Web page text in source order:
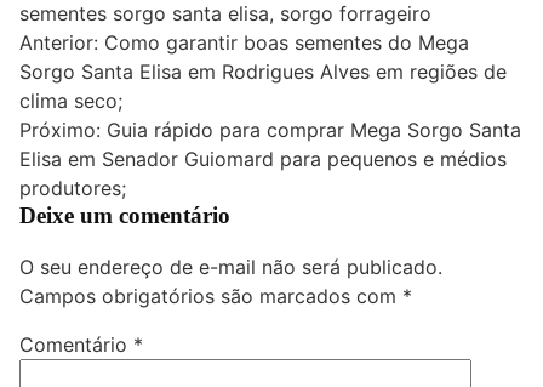
sementes sorgo santa elisa, sorgo forrageiro
Navegação
de
Post
Anterior: Como garantir boas sementes do Mega
Sorgo Santa Elisa em Rodrigues Alves em regiões de
clima seco;
Próximo: Guia rápido para comprar Mega Sorgo Santa
Elisa em Senador Guiomard para pequenos e médios
produtores;
Deixe um comentário
O seu endereço de e-mail não será publicado.
Campos obrigatórios são marcados com *
Comentário *